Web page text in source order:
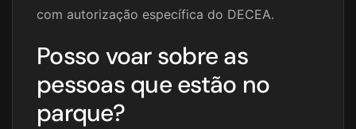
com autorização específica do DECEA.
Posso voar sobre as
pessoas que estão no
parque?